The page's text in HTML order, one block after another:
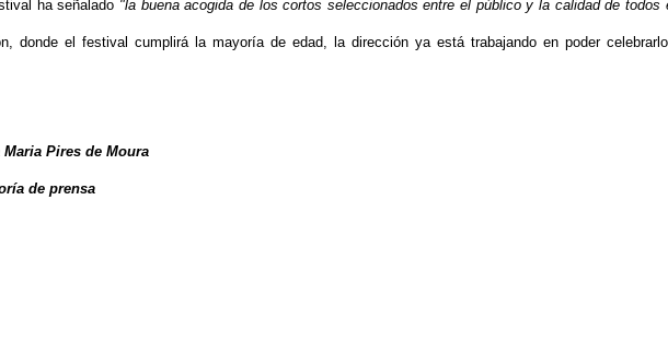
ha señalado "la buena acogida de los cortos seleccionados entre el público y la calidad de todos
donde el festival cumplirá la mayoría de edad, la dirección ya está trabajando en poder celebrarlo
Pires de Moura
de prensa